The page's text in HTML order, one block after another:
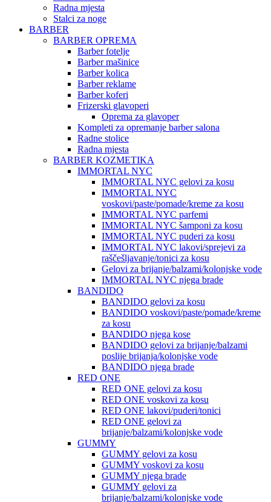
Radna mjesta
Stalci za noge
BARBER
BARBER OPREMA
Barber fotelje
Barber mašinice
Barber kolica
Barber reklame
Barber koferi
Frizerski glavoperi
Oprema za glavoper
Kompleti za opremanje barber salona
Radne stolice
Radna mjesta
BARBER KOZMETIKA
IMMORTAL NYC
IMMORTAL NYC gelovi za kosu
IMMORTAL NYC
voskovi/paste/pomade/kreme za kosu
IMMORTAL NYC parfemi
IMMORTAL NYC šamponi za kosu
IMMORTAL NYC puderi za kosu
IMMORTAL NYC lakovi/sprejevi za
raščešljavanje/tonici za kosu
Gelovi za brijanje/balzami/kolonjske vode
IMMORTAL NYC njega brade
BANDIDO
BANDIDO gelovi za kosu
BANDIDO voskovi/paste/pomade/kreme
za kosu
BANDIDO njega kose
BANDIDO gelovi za brijanje/balzami
poslije brijanja/kolonjske vode
BANDIDO njega brade
RED ONE
RED ONE gelovi za kosu
RED ONE voskovi za kosu
RED ONE lakovi/puderi/tonici
RED ONE gelovi za
brijanje/balzami/kolonjske vode
GUMMY
GUMMY gelovi za kosu
GUMMY voskovi za kosu
GUMMY njega brade
GUMMY gelovi za
brijanje/balzami/kolonjske vode